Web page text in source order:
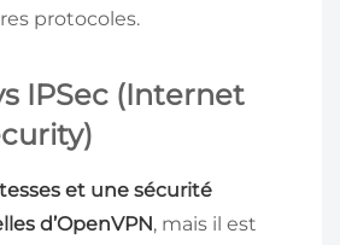
protocoles.
IPSec (Internet
et une sécurité
d’OpenVPN, mais il est